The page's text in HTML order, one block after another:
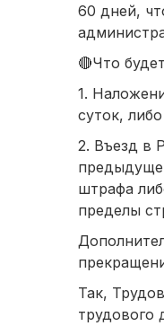
60 дней,
🔴Что
1.
суток,
2. Въезд в
штрафа
пределы
Так,
трудового